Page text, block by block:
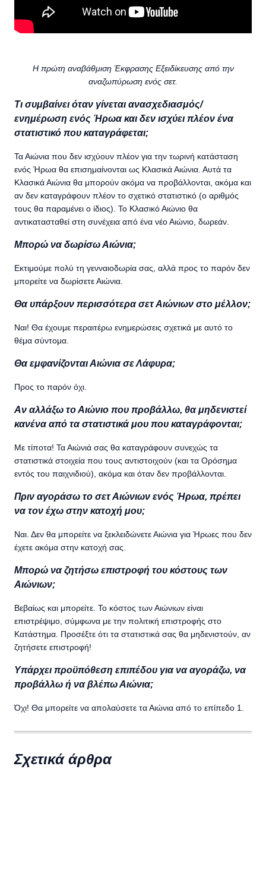
Η πρώτη αναβάθμιση Έκφρασης Εξειδίκευσης από την
αναζωπύρωση ενός σετ.
Τι συμβαίνει όταν γίνεται ανασχεδιασμός/
ενημέρωση ενός Ήρωα και δεν ισχύει πλέον ένα
στατιστικό που καταγράφεται;
Τα Αιώνια που δεν ισχύουν πλέον για την τωρινή κατάσταση
ενός Ήρωα θα επισημαίνονται ως Κλασικά Αιώνια. Αυτά τα
Κλασικά Αιώνια θα μπορούν ακόμα να προβάλλονται, ακόμα και
αν δεν καταγράφουν πλέον το σχετικό στατιστικό (ο αριθμός
τους θα παραμένει ο ίδιος). Το Κλασικό Αιώνιο θα
αντικατασταθεί στη συνέχεια από ένα νέο Αιώνιο, δωρεάν.
Μπορώ να δωρίσω Αιώνια;
Εκτιμούμε πολύ τη γενναιοδωρία σας, αλλά προς το παρόν δεν
μπορείτε να δωρίσετε Αιώνια.
Θα υπάρξουν περισσότερα σετ Αιώνιων στο μέλλον;
Ναι! Θα έχουμε περαιτέρω ενημερώσεις σχετικά με αυτό το
θέμα σύντομα.
Θα εμφανίζονται Αιώνια σε Λάφυρα;
Προς το παρόν όχι.
Αν αλλάξω το Αιώνιο που προβάλλω, θα μηδενιστεί
κανένα από τα στατιστικά μου που καταγράφονται;
Με τίποτα! Τα Αιώνιά σας θα καταγράφουν συνεχώς τα
στατιστικά στοιχεία που τους αντιστοιχούν (και τα Ορόσημα
εντός του παιχνιδιού), ακόμα και όταν δεν προβάλλονται.
Πριν αγοράσω το σετ Αιώνιων ενός Ήρωα, πρέπει
να τον έχω στην κατοχή μου;
Ναι. Δεν θα μπορείτε να ξεκλειδώνετε Αιώνια για Ήρωες που δεν
έχετε ακόμα στην κατοχή σας.
Μπορώ να ζητήσω επιστροφή του κόστους των
Αιώνιων;
Βεβαίως και μπορείτε. Το κόστος των Αιώνιων είναι
επιστρέψιμο, σύμφωνα με την πολιτική επιστροφής στο
Κατάστημα. Προσέξτε ότι τα στατιστικά σας θα μηδενιστούν, αν
ζητήσετε επιστροφή!
Υπάρχει προϋπόθεση επιπέδου για να αγοράζω, να
προβάλλω ή να βλέπω Αιώνια;
Όχι! Θα μπορείτε να απολαύσετε τα Αιώνια από το επίπεδο 1.
Σχετικά άρθρα